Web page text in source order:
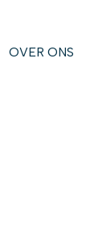
OVER ONS